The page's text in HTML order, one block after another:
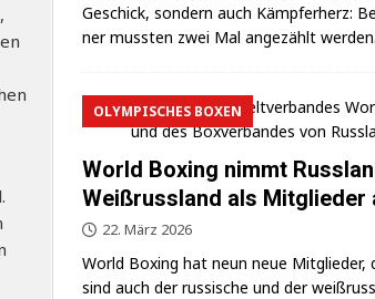
Geschick, son­dern auch Kämp­fer­herz:
ner muss­ten zwei Mal ange­zählt werden.
OLYMPISCHES BOXEN
World Boxing nimmt
Weißrussland als Mitglieder
22. März 2026
World Boxing hat neun neue Mit­glie­der,
sind auch der rus­si­sche und der